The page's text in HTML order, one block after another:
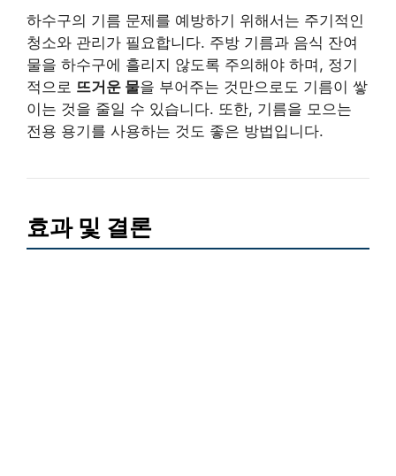
하수구의 기름 문제를 예방하기 위해서는 주기적인
청소와 관리가 필요합니다. 주방 기름과 음식 잔여
물을 하수구에 흘리지 않도록 주의해야 하며, 정기
적으로 뜨거운 물을 부어주는 것만으로도 기름이 쌓
이는 것을 줄일 수 있습니다. 또한, 기름을 모으는
전용 용기를 사용하는 것도 좋은 방법입니다.
효과 및 결론